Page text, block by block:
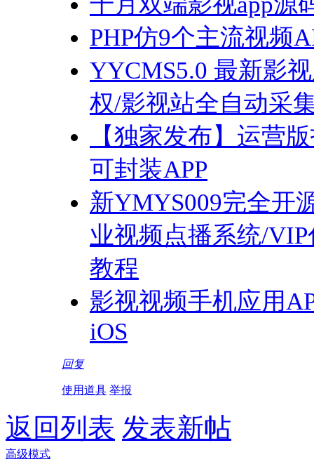
PHP仿9个主流视频
YYCMS5.0 最新影
权/影视站全自动采
【独家发布】运营
可封装APP
新YMYS009完全开
业视频点播系统/
教程
影视视频手机应用
iOS
回复
使用道具 举报
返回列表 发表新帖
高级模式